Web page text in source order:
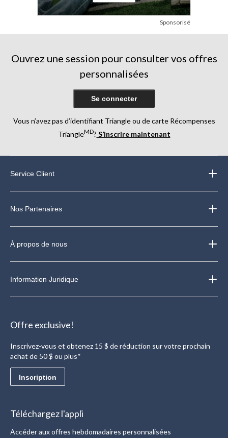
Sponsorisé
Ouvrez une session pour consulter vos offres
personnalisées
Se connecter
Vous n’avez pas d’identifiant Triangle ou de carte Récompenses
TriangleMD? S’inscrire maintenant
Service Client
Nos Partenaires
À propos de nous
Information Juridique
Offre exclusive!
Inscrivez-vous et obtenez 15 $ de réduction sur votre prochain
achat de 50 $ ou plus*
Inscription
Téléchargez l'appli
Accéder aux offres hebdomadaires personnalisées